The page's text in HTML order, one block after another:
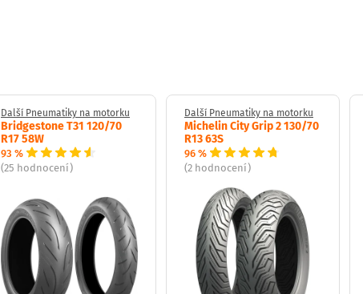
Další Pneumatiky na motorku
Bridgestone T31 120/70
R17 58W
93 %
(25 hodnocení)
Další Pneumatiky na motorku
Michelin City Grip 2 130/70
R13 63S
96 %
(2 hodnocení)